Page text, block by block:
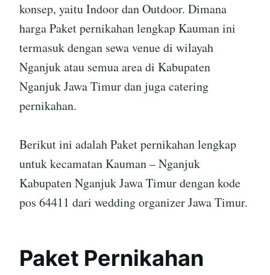
konsep, yaitu Indoor dan Outdoor. Dimana
harga Paket pernikahan lengkap Kauman ini
termasuk dengan sewa venue di wilayah
Nganjuk atau semua area di Kabupaten
Nganjuk Jawa Timur dan juga catering
pernikahan.
Berikut ini adalah Paket pernikahan lengkap
untuk kecamatan Kauman – Nganjuk
Kabupaten Nganjuk Jawa Timur dengan kode
pos 64411 dari wedding organizer Jawa Timur.
Paket Pernikahan